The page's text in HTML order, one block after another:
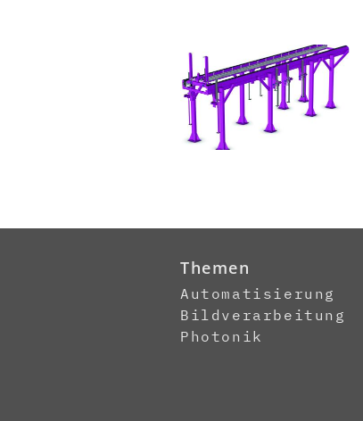
Themen
Automatisierung
Bildverarbeitung
Photonik